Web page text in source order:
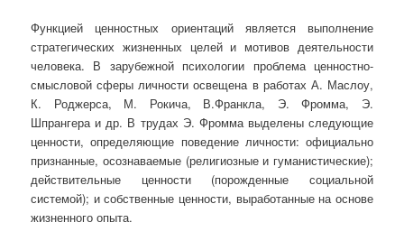
Функцией ценностных ориентаций является выполнение
стратегических жизненных целей и мотивов деятельности
человека. В зарубежной психологии проблема ценностно-
смысловой сферы личности освещена в работах А. Маслоу,
К. Роджерса, М. Рокича, В.Франкла, Э. Фромма, Э.
Шпрангера и др. В трудах Э. Фромма выделены следующие
ценности, определяющие поведение личности: официально
признанные, осознаваемые (религиозные и гуманистические);
действительные ценности (порожденные социальной
системой); и собственные ценности, выработанные на основе
жизненного опыта.